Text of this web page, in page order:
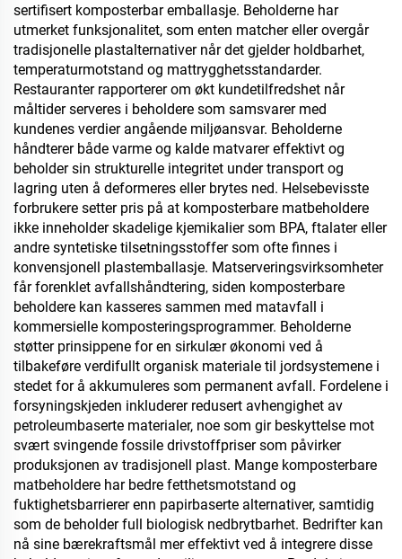
sertifisert komposterbar emballasje. Beholderne har
utmerket funksjonalitet, som enten matcher eller overgår
tradisjonelle plastalternativer når det gjelder holdbarhet,
temperaturmotstand og mattrygghetsstandarder.
Restauranter rapporterer om økt kundetilfredshet når
måltider serveres i beholdere som samsvarer med
kundenes verdier angående miljøansvar. Beholderne
håndterer både varme og kalde matvarer effektivt og
beholder sin strukturelle integritet under transport og
lagring uten å deformeres eller brytes ned. Helsebevisste
forbrukere setter pris på at komposterbare matbeholdere
ikke inneholder skadelige kjemikalier som BPA, ftalater eller
andre syntetiske tilsetningsstoffer som ofte finnes i
konvensjonell plastemballasje. Matserveringsvirksomheter
får forenklet avfallshåndtering, siden komposterbare
beholdere kan kasseres sammen med matavfall i
kommersielle komposteringsprogrammer. Beholderne
støtter prinsippene for en sirkulær økonomi ved å
tilbakeføre verdifullt organisk materiale til jordsystemene i
stedet for å akkumuleres som permanent avfall. Fordelene i
forsyningskjeden inkluderer redusert avhengighet av
petroleumbaserte materialer, noe som gir beskyttelse mot
svært svingende fossile drivstoffpriser som påvirker
produksjonen av tradisjonell plast. Mange komposterbare
matbeholdere har bedre fetthetsmotstand og
fuktighetsbarrierer enn papirbaserte alternativer, samtidig
som de beholder full biologisk nedbrytbarhet. Bedrifter kan
nå sine bærekraftsmål mer effektivt ved å integrere disse